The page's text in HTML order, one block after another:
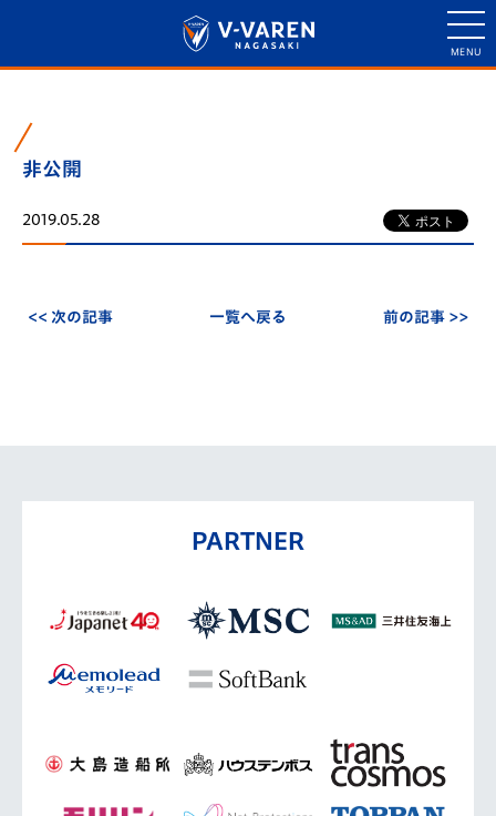
非公開
2019.05.28
<< 次の記事 一覧へ戻る 前の記事 >>
PARTNER